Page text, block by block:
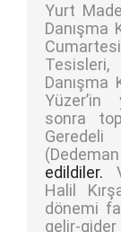
Yurt
Danışma
Tesisleri,
Danışma
Yüzer’in
sonra
edildiler.
Halil
dönemi
gelir-